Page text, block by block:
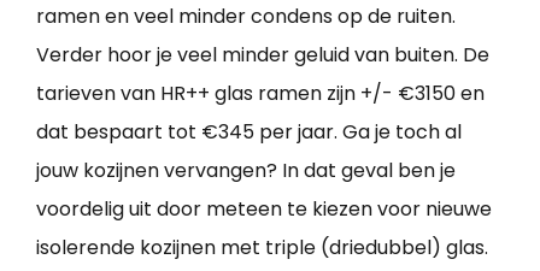
ramen en veel minder condens op de ruiten.
Verder hoor je veel minder geluid van buiten. De
tarieven van HR++ glas ramen zijn +/- €3150 en
dat bespaart tot €345 per jaar. Ga je toch al
jouw kozijnen vervangen? In dat geval ben je
voordelig uit door meteen te kiezen voor nieuwe
isolerende kozijnen met triple (driedubbel) glas.